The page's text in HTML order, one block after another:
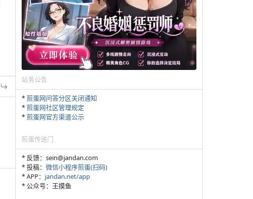
站务公告
*煎蛋网问答分区关闭通知
*煎蛋网社区管理规定
*煎蛋网官方渠道公示
煎蛋传送门
* 反馈：sein@jandan.com
* 投稿： 微信小程序煎蛋(扫码)
* APP： jandan.net/app
* 公众号：王摸鱼